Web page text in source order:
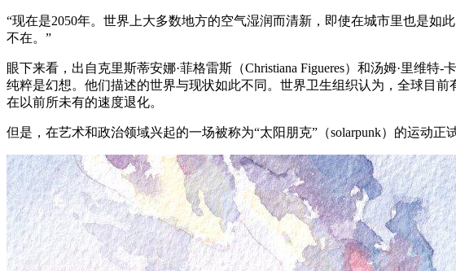
“现在是2050年。世界上大多数地方的空气湿润而清新，即使在城市里也是
不在。”
眼下来看，出自克里斯蒂安娜·菲格雷斯（Christiana Figueres）和汤姆·里维特
纯粹是幻想。他们描述的世界与现状如此不同。世界卫生组织认为，全球目
在以前所未有的速度退化。
但是，在艺术和政治领域兴起的一场被称为“太阳朋克”（solarpunk）的运动正